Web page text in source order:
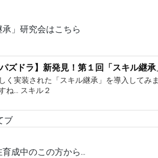
」研究会はこちら
パズドラ】新発見！第１回「スキル継
く実装された「スキル継承」を導入してみ
ね… スキル２
成中のこの方から…